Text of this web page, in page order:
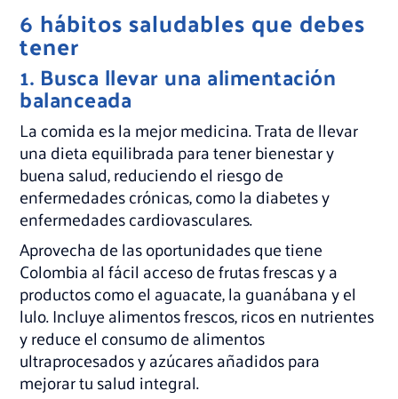
6 hábitos saludables que debes
tener
1. Busca llevar una alimentación
balanceada
La comida es la mejor medicina. Trata de llevar
una dieta equilibrada para tener bienestar y
buena salud, reduciendo el riesgo de
enfermedades crónicas, como la diabetes y
enfermedades cardiovasculares.
Aprovecha de las oportunidades que tiene
Colombia al fácil acceso de frutas frescas y a
productos como el aguacate, la guanábana y el
lulo. Incluye alimentos frescos, ricos en nutrientes
y reduce el consumo de alimentos
ultraprocesados y azúcares añadidos para
mejorar tu salud integral.